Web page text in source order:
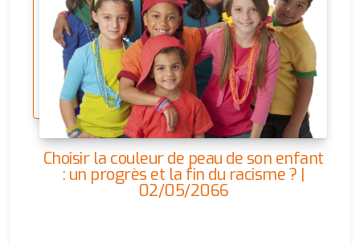
Choisir la couleur de peau de son enfant
: un progrès et la fin du racisme ? |
02/05/2066